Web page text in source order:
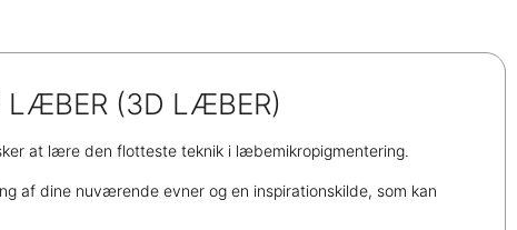
LÆBER (3D LÆBER)
at lære den flotteste teknik i læbemikropigmentering.
af dine nuværende evner og en inspirationskilde, som kan